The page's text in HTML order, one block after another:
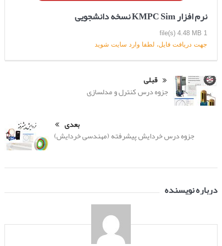
نرم افزار KMPC Sim نسخه دانشجویی
1 file(s)
4.48 MB
جهت دریافت فایل، لطفا وارد سایت شوید
قبلی
جزوه درس کنترل و مدلسازی
بعدی
جزوه درس خردایش پیشرفته (مهندسی خردایش)
درباره نویسنده